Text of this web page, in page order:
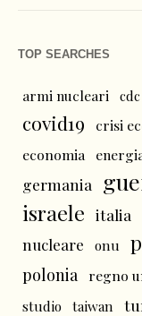
TOP SEARCHES
armi nucleari cdc
covid19 crisi
economia
germania
israele italia
nucleare onu
polonia regno
studio taiwan